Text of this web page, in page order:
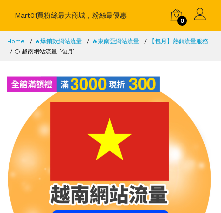
Mart01買粉絲最大商城，粉絲最優惠
0
Home 🔥爆銷款網站流量 🔥東南亞網站流量
【包月】熱銷流量服務
🌕 越南網站流量 [包月]